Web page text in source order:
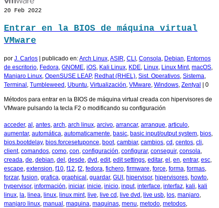
20 Feb 2022
Entrar en la BIOS de máquina virtual
VMware
por J. Carlos | publicado en:Arch Linux ASIR CLI Consola Debian Entornos
de escritorio Fedora GNOME iOS Kali Linux KDE Linux Linux Mint, macOS
Manjaro Linux OpenSUSE LEAP, Redhat (RHEL) Sist. Operativos Sistema
Terminal Tumbleweed Ubuntu Virtualización VMware Windows Zentyal | 0
Métodos para entrar en la BIOS de máquina virtual creada con hipervisores de
VMware pulsando la tecla F2 o modificando su configuración
acceder, al antes arch arch linux arcivo arrancar, arranque articulo
aumentar, automática automaticamente basic basic input/output system bios
bios.bootdelay, bios.forcesetuponce boot, cambiar, cambios cd centos cli
client, comandos como con configuración configurar, conseguir, consola
creada de debian del desde dvd edit, edit settings editar, el en entrar, esc
escape extension f10 f12 f2 fedora fichero firmware force forma formas
forzar, fusion grafica graphical guardar, GUI hipervisor, hipervisores howto
hypervisor, información iniciar, inicie inicio input, interface interfaz kali kali
linux la linea linux linux mint, live live cd live dvd live usb los manjaro
manjaro linux manual maquina maquinas menu metodo metodos